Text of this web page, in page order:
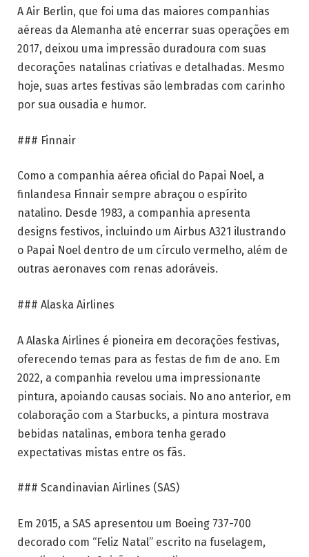
A Air Berlin, que foi uma das maiores companhias
aéreas da Alemanha até encerrar suas operações em
2017, deixou uma impressão duradoura com suas
decorações natalinas criativas e detalhadas. Mesmo
hoje, suas artes festivas são lembradas com carinho
por sua ousadia e humor.
### Finnair
Como a companhia aérea oficial do Papai Noel, a
finlandesa Finnair sempre abraçou o espírito
natalino. Desde 1983, a companhia apresenta
designs festivos, incluindo um Airbus A321 ilustrando
o Papai Noel dentro de um círculo vermelho, além de
outras aeronaves com renas adoráveis.
### Alaska Airlines
A Alaska Airlines é pioneira em decorações festivas,
oferecendo temas para as festas de fim de ano. Em
2022, a companhia revelou uma impressionante
pintura, apoiando causas sociais. No ano anterior, em
colaboração com a Starbucks, a pintura mostrava
bebidas natalinas, embora tenha gerado
expectativas mistas entre os fãs.
### Scandinavian Airlines (SAS)
Em 2015, a SAS apresentou um Boeing 737-700
decorado com “Feliz Natal” escrito na fuselagem,